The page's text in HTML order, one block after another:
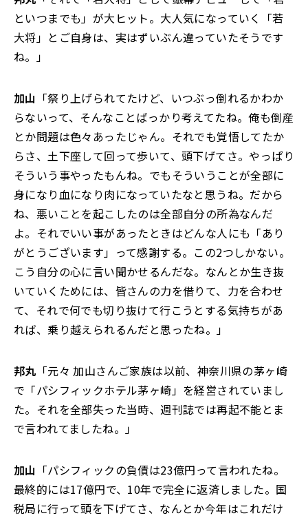
といつまでも」が大ヒット。大人気になっていく「若
大将」とご自身は、実はずいぶん違っていたそうです
ね。」
加山 「祭り上げられてたけど、いつぶっ倒れるかわか
らないって、そんなことばっかり考えてたね。俺も倒産
とか問題は色々あったじゃん。それでも覚悟してたか
らさ、土下座して回って歩いて、頭下げてさ。やっぱり
そういう事やったもんね。でもそういうことが全部に
身になり血になり肉になっていたなと思うね。だから
ね、悪いことを起こしたのは全部自分の所為なんだ
よ。それでいい事があったときはどんな人にも「あり
がとうございます」って感謝する。この2つしかない。
こう自分の心に言い聞かせるんだな。なんとか生き抜
いていくためには、皆さんの力を借りて、力を合わせ
て、それで何でも切り抜けて行こうとする気持ちがあ
れば、乗り越えられるんだと思ったね。」
邦丸 「元々 加山さんご家族は以前、神奈川県の茅ヶ崎
で「パシフィックホテル茅ヶ崎」を経営されていまし
た。それを全部失った当時、週刊誌では再起不能とま
で言われてましたね。」
加山 「パシフィックの負債は23億円って言われたね。
最終的には17億円で、10年で完全に返済しました。国
税局に行って頭を下げてさ、なんとか今年はこれだけ